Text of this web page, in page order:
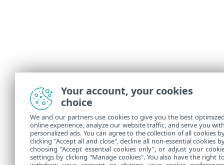
Your account, your cookies
choice
We and our partners use cookies to give you the best
online experience, analyze our website traffic, and serve you
personalized ads. You can agree to the collection of all cookies
clicking "Accept all and close", decline all non-essential cookies
choosing "Accept essential cookies only", or adjust your
settings by clicking "Manage cookies". You also have the right